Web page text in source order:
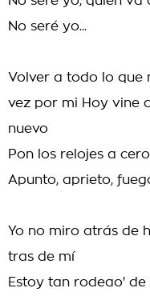
No seré yo...
Volver a todo lo que
vez por mi Hoy vine
nuevo
Pon los relojes a
Apunto, aprieto,
Yo no miro atrás de
tras de mí
Estoy tan rodeao' de